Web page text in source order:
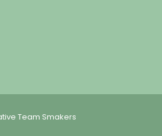
Team Smakers